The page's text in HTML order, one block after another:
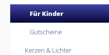
Für Kinder
Gutscheine
Kerzen & Lichter